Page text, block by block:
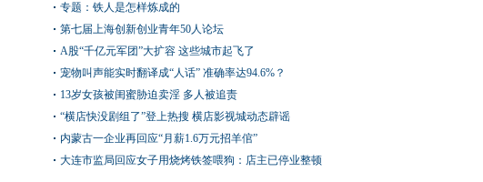
专题：铁人是怎样炼成的
第七届上海创新创业青年50人论坛
A股“千亿元军团”大扩容 这些城市起飞了
宠物叫声能实时翻译成“人话” 准确率达94.6%？
13岁女孩被闺蜜胁迫卖淫 多人被追责
“横店快没剧组了”登上热搜 横店影视城动态辟谣
内蒙古一企业再回应“月薪1.6万元招羊倌”
大连市监局回应女子用烧烤铁签喂狗：店主已停业整顿